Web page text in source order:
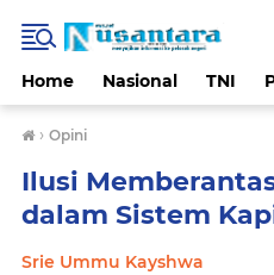
Home Nasional TNI
› Opini
Ilusi
dalam Sistem
Srie Ummu Kayshwa